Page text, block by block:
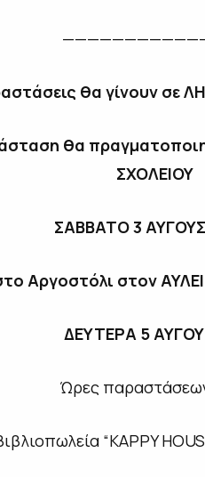
θα γίνουν σε
θα
ΣΧΟΛΕΙΟΥ
ΣΑΒΒΑΤΟ 3
Αργοστόλι στον
ΔΕΥΤΕΡΑ 5
Ώρες
“KAPPY